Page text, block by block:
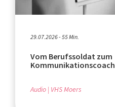
29.07.2026 - 55 Min.
Vom Berufssoldat zum
Kommunikationscoach
Audio VHS Moers